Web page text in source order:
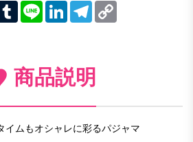
TumblrLine LinkedInTelegram
商品説明
イムもオシャレに彩るパジャマ